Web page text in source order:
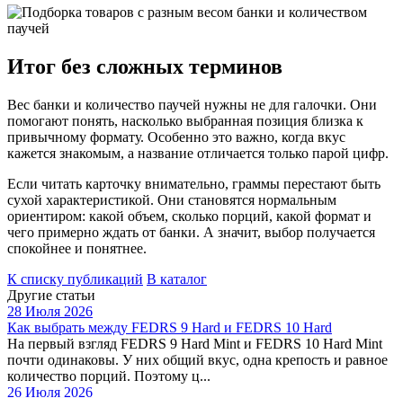
Итог без сложных терминов
Вес банки и количество паучей нужны не для галочки. Они
помогают понять, насколько выбранная позиция близка к
привычному формату. Особенно это важно, когда вкус
кажется знакомым, а название отличается только парой цифр.
Если читать карточку внимательно, граммы перестают быть
сухой характеристикой. Они становятся нормальным
ориентиром: какой объем, сколько порций, какой формат и
чего примерно ждать от банки. А значит, выбор получается
спокойнее и понятнее.
К списку публикаций В каталог
Другие статьи
28 Июля 2026
Как выбрать между FEDRS 9 Hard и FEDRS 10 Hard
На первый взгляд FEDRS 9 Hard Mint и FEDRS 10 Hard Mint
почти одинаковы. У них общий вкус, одна крепость и равное
количество порций. Поэтому ц...
26 Июля 2026